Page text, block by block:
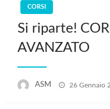
CORSI
Si riparte!
AVANZATO
ASM
Posted
26 Gennaio